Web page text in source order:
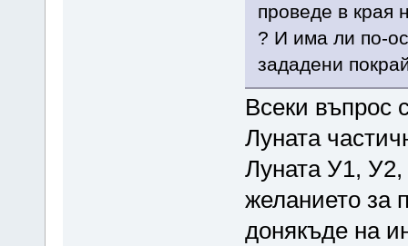
проведе в
? И има ли по-
зададени
Всеки въпрос
Луната
Луната У1,
желанието за
донякъде на